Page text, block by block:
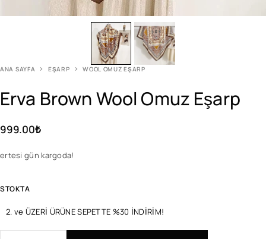
ANA SAYFA EŞARP WOOL OMUZ EŞARP
Erva Brown Wool Omuz Eşarp
999.00₺
ertesi gün kargoda!
STOKTA
2. ve ÜZERİ ÜRÜNE SEPETTE %30 İNDİRİM!